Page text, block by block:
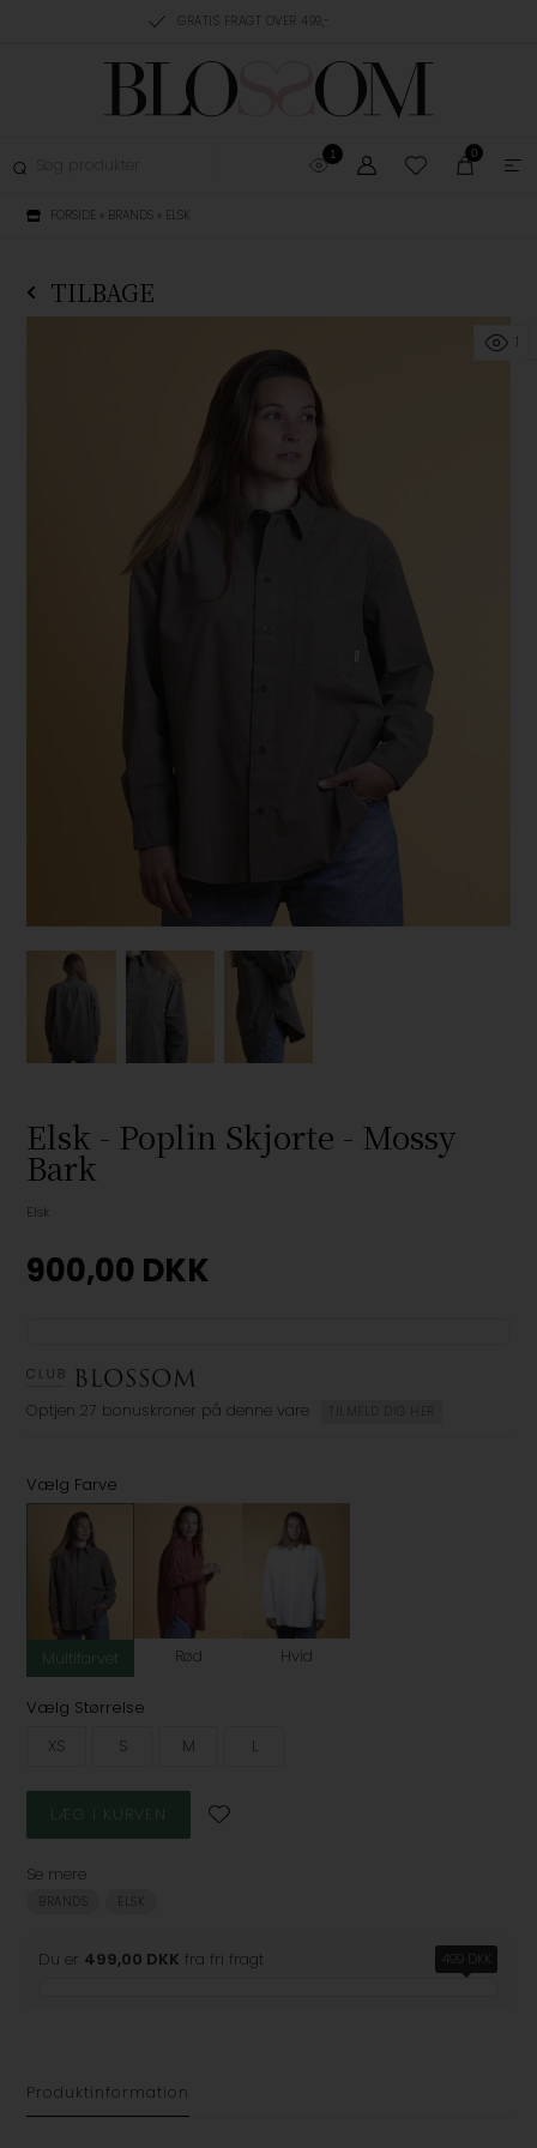
GRATIS FRAGT OVER 499,-
1 0
FORSIDE » BRANDS » ELSK
TILBAGE
Elsk - Poplin Skjorte - Mossy
Bark
Elsk
900,00 DKK
Optjen 27 bonuskroner på denne vare TILMELD DIG HER
Vælg Farve
Multifarvet Rød Hvid
Vælg Størrelse
XS
S M L
Se mere
BRANDS ELSK
Du er 499,00 DKK fra fri fragt 499 DKK
Produktinformation
1